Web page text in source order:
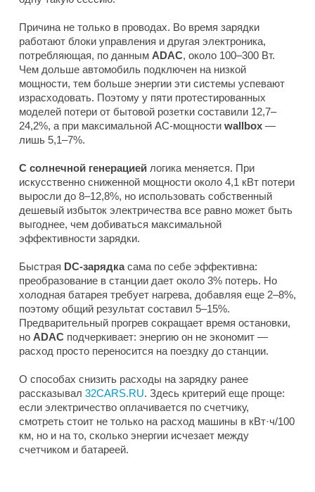
Причина не только в проводах. Во время зарядки
работают блоки управления и другая электроника,
потребляющая, по данным ADAC, около 100–300 Вт.
Чем дольше автомобиль подключен на низкой
мощности, тем больше энергии эти системы успевают
израсходовать. Поэтому у пяти протестированных
моделей потери от бытовой розетки составили 12,7–
24,2%, а при максимальной AC-мощности wallbox —
лишь 5,1–7%.
С солнечной генерацией логика меняется. При
искусственно сниженной мощности около 4,1 кВт потери
выросли до 8–12,8%, но использовать собственный
дешевый избыток электричества все равно может быть
выгоднее, чем добиваться максимальной
эффективности зарядки.
Быстрая DC-зарядкасама по себе эффективна:
преобразование в станции дает около 3% потерь. Но
холодная батарея требует нагрева, добавляя еще 2–8%,
поэтому общий результат составил 5–15%.
Предварительный прогрев сокращает время остановки,
но ADAC подчеркивает: энергию он не экономит —
расход просто переносится на поездку до станции.
О способах снизить расходы на зарядку ранее
рассказывал 32CARS.RU. Здесь критерий еще проще:
если электричество оплачивается по счетчику,
смотреть стоит не только на расход машины в кВт·ч/100
км, но и на то, сколько энергии исчезает между
счетчиком и батареей.